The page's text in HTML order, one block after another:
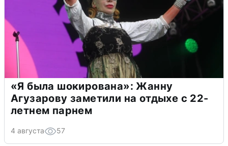
«Я была шокирована»: Жанну
Агузарову заметили на отдыхе с 22-
летнем парнем
4 августа 57